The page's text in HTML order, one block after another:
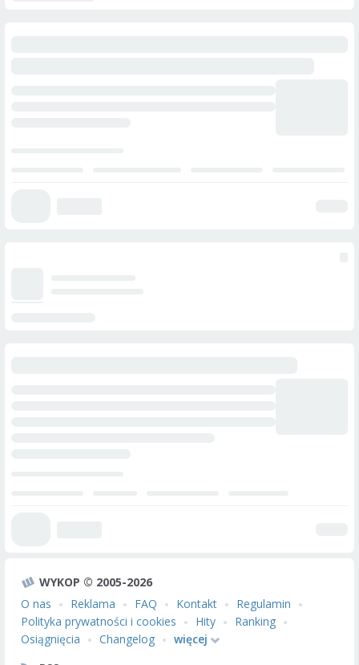
WYKOP © 2005-2026
O nas
Reklama FAQ Kontakt
Regulamin
Polityka prywatności i cookies
Hity
Ranking
Osiągnięcia
Changelog
więcej